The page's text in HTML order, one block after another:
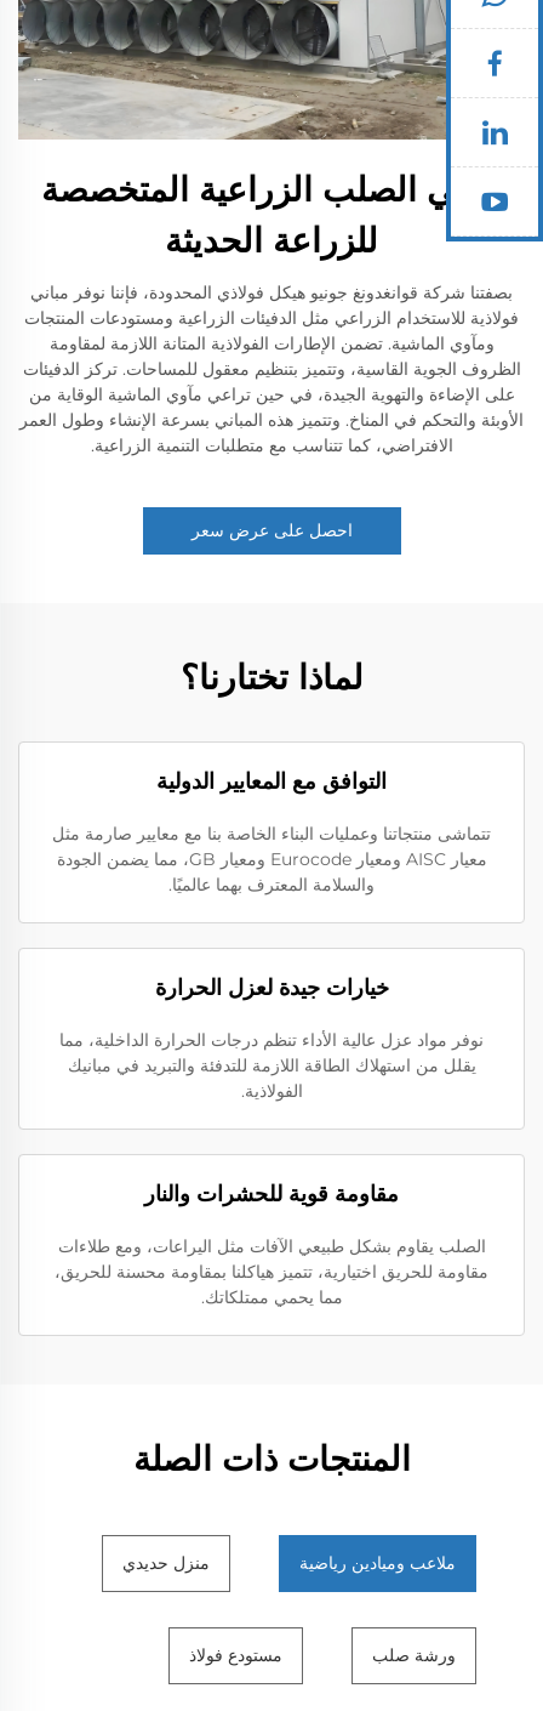
مباني الصلب الزراعية المتخصصة
للزراعة الحديثة
بصفتنا شركة قوانغدونغ جونيو هيكل فولاذي المحدودة، فإننا نوفر مباني
فولاذية للاستخدام الزراعي مثل الدفيئات الزراعية ومستودعات المنتجات
ومآوي الماشية. تضمن الإطارات الفولاذية المتانة اللازمة لمقاومة
الظروف الجوية القاسية، وتتميز بتنظيم معقول للمساحات. تركز الدفيئات
على الإضاءة والتهوية الجيدة، في حين تراعي مآوي الماشية الوقاية من
الأوبئة والتحكم في المناخ. وتتميز هذه المباني بسرعة الإنشاء وطول العمر
الافتراضي، كما تتناسب مع متطلبات التنمية الزراعية.
احصل على عرض سعر
لماذا تختارنا؟
التوافق مع المعايير الدولية
تتماشى منتجاتنا وعمليات البناء الخاصة بنا مع معايير صارمة مثل
معيار AISC ومعيار Eurocode ومعيار GB، مما يضمن الجودة
والسلامة المعترف بهما عالميًا.
خيارات جيدة لعزل الحرارة
نوفر مواد عزل عالية الأداء تنظم درجات الحرارة الداخلية، مما
يقلل من استهلاك الطاقة اللازمة للتدفئة والتبريد في مبانيك
الفولاذية.
مقاومة قوية للحشرات والنار
الصلب يقاوم بشكل طبيعي الآفات مثل اليراعات، ومع طلاءات
مقاومة للحريق اختيارية، تتميز هياكلنا بمقاومة محسنة للحريق،
مما يحمي ممتلكاتك.
المنتجات ذات الصلة
ملاعب وميادين رياضية منزل حديدي
ورشة صلب مستودع فولاذ